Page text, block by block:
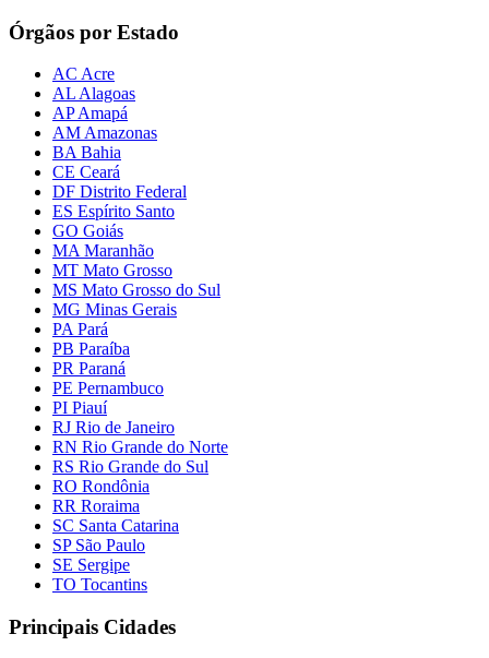
Órgãos por Estado
AC Acre
AL Alagoas
AP Amapá
AM Amazonas
BA Bahia
CE Ceará
DF Distrito Federal
ES Espírito Santo
GO Goiás
MA Maranhão
MT Mato Grosso
MS Mato Grosso do Sul
MG Minas Gerais
PA Pará
PB Paraíba
PR Paraná
PE Pernambuco
PI Piauí
RJ Rio de Janeiro
RN Rio Grande do Norte
RS Rio Grande do Sul
RO Rondônia
RR Roraima
SC Santa Catarina
SP São Paulo
SE Sergipe
TO Tocantins
Principais Cidades